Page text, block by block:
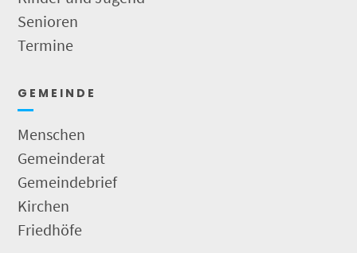
Senioren
Termine
G E M E I N D E
Menschen
Gemeinderat
Gemeindebrief
Kirchen
Friedhöfe